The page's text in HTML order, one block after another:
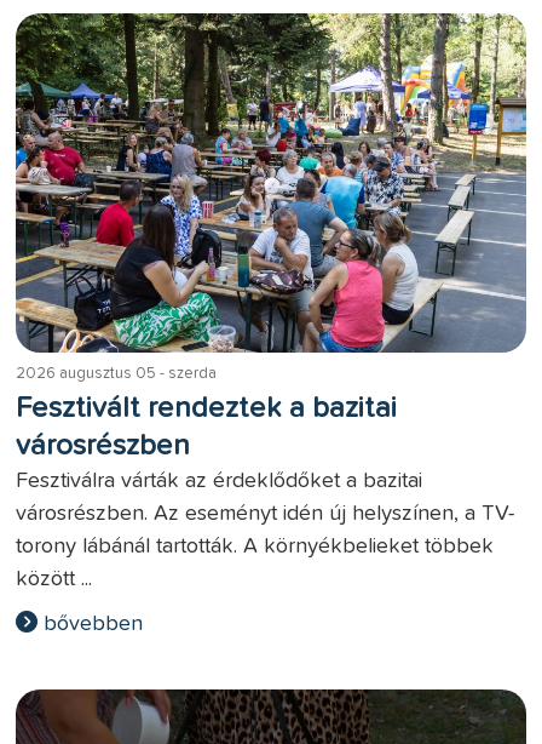
2026 augusztus 05 - szerda
Fesztivált rendeztek a bazitai
városrészben
Fesztiválra várták az érdeklődőket a bazitai
városrészben. Az eseményt idén új helyszínen, a TV-
torony lábánál tartották. A környékbelieket többek
között ...
bővebben